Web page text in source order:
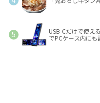
USB-Cだけで使え
でPCケース内にも